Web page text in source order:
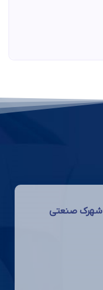
شهرک صنعتی